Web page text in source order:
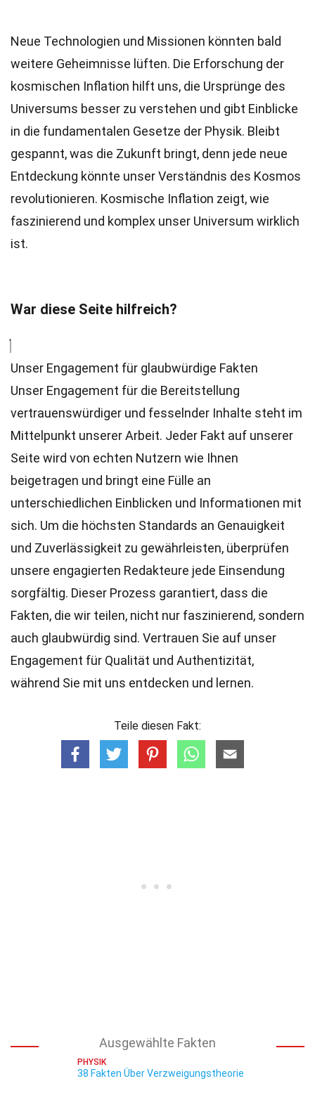
Neue Technologien und Missionen könnten bald
weitere Geheimnisse lüften. Die Erforschung der
kosmischen Inflation hilft uns, die Ursprünge des
Universums besser zu verstehen und gibt Einblicke
in die fundamentalen Gesetze der Physik. Bleibt
gespannt, was die Zukunft bringt, denn jede neue
Entdeckung könnte unser Verständnis des Kosmos
revolutionieren. Kosmische Inflation zeigt, wie
faszinierend und komplex unser Universum wirklich
ist.
War diese Seite hilfreich?
Unser Engagement für glaubwürdige Fakten
Unser Engagement für die Bereitstellung
vertrauenswürdiger und fesselnder Inhalte steht im
Mittelpunkt unserer Arbeit. Jeder Fakt auf unserer
Seite wird von echten Nutzern wie Ihnen
beigetragen und bringt eine Fülle an
unterschiedlichen Einblicken und Informationen mit
sich. Um die höchsten Standards an Genauigkeit
und Zuverlässigkeit zu gewährleisten, überprüfen
unsere engagierten Redakteure jede Einsendung
sorgfältig. Dieser Prozess garantiert, dass die
Fakten, die wir teilen, nicht nur faszinierend, sondern
auch glaubwürdig sind. Vertrauen Sie auf unser
Engagement für Qualität und Authentizität,
während Sie mit uns entdecken und lernen.
Teile diesen Fakt:
Ausgewählte Fakten
PHYSIK
38 Fakten Über Verzweigungstheorie